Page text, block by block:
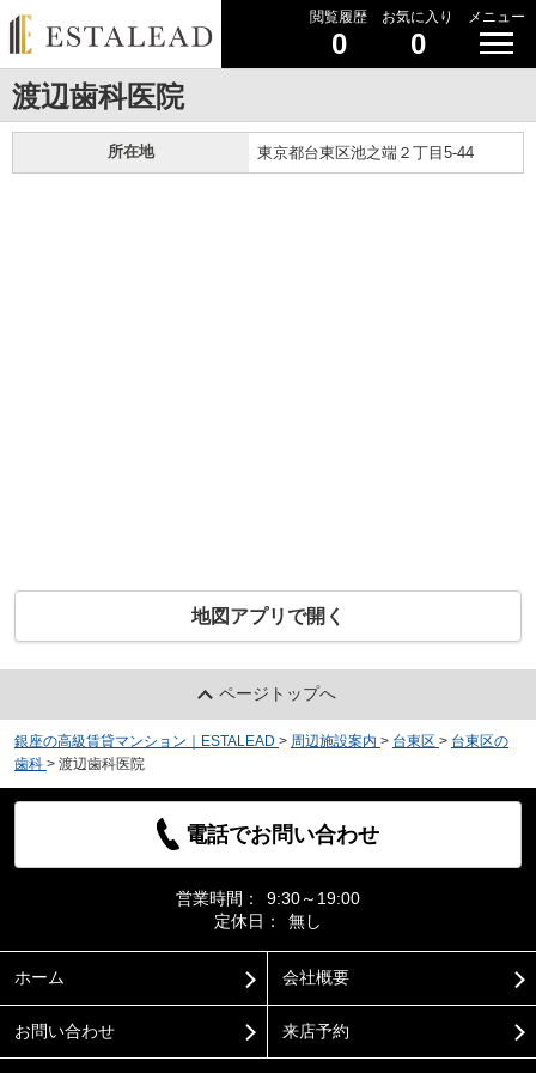
閲覧履歴
0
お気に入り
0
メニュー
渡辺歯科医院
所在地 東京都台東区池之端２丁目5-44
地図アプリで開く
ページトップへ
銀座の高級賃貸マンション｜ESTALEAD > 周辺施設案内 > 台東区 > 台東区の
歯科 > 渡辺歯科医院
電話でお問い合わせ
営業時間：
9:30～19:00
定休日：
無し
ホーム 会社概要
お問い合わせ 来店予約